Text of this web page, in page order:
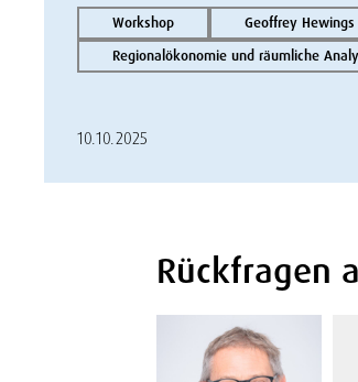
Workshop
Geoffrey
Regionalökonomie und räumliche
10.10.2025
Rückfragen